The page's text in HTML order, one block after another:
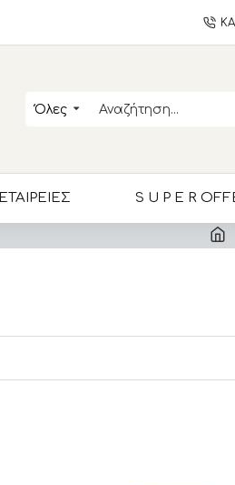
Όλες
ΕΤΑΙΡΕΙΕΣ S U P E R